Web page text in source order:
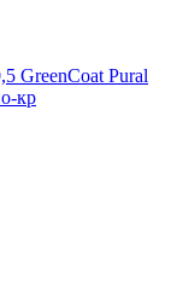
GreenCoat Pural
кр